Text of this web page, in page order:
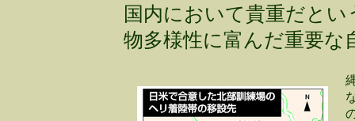
国内において貴重だと
物多様性に富んだ重要